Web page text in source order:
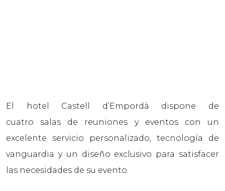
El hotel Castell d’Empordà dispone de
cuatro salas de reuniones y eventos con un
excelente servicio personalizado, tecnología de
vanguardia y un diseño exclusivo para satisfacer
las necesidades de su evento.